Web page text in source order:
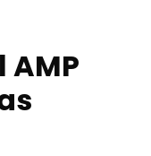
AMP